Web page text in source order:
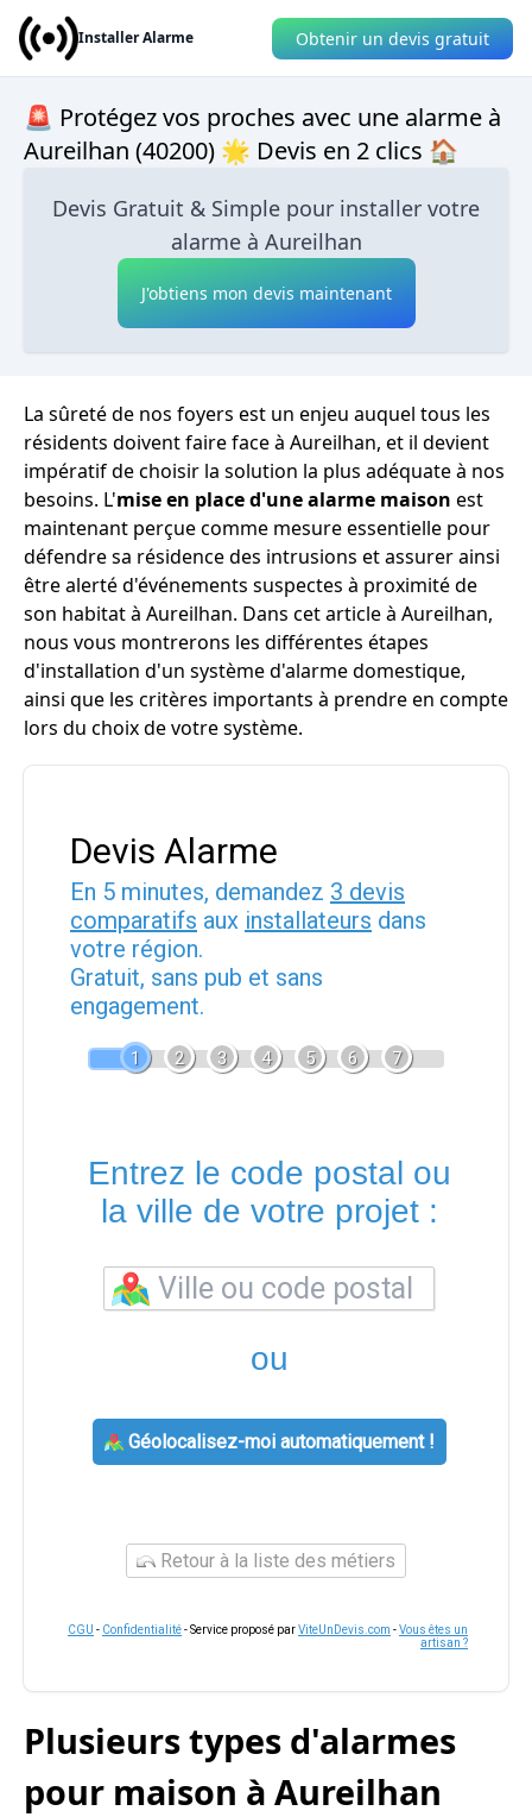
Installer Alarme Obtenir un devis gratuit
🚨 Protégez vos proches avec une alarme à
Aureilhan (40200) 🌟 Devis en 2 clics 🏠
Devis Gratuit & Simple pour installer votre
alarme à Aureilhan
J'obtiens mon devis maintenant
La sûreté de nos foyers est un enjeu auquel tous les
résidents doivent faire face à Aureilhan, et il devient
impératif de choisir la solution la plus adéquate à nos
besoins. L'mise en place d'une alarme maison est
maintenant perçue comme mesure essentielle pour
défendre sa résidence des intrusions et assurer ainsi
être alerté d'événements suspectes à proximité de
son habitat à Aureilhan. Dans cet article à Aureilhan,
nous vous montrerons les différentes étapes
d'installation d'un système d'alarme domestique,
ainsi que les critères importants à prendre en compte
lors du choix de votre système.
Devis Alarme
En 5 minutes, demandez 3 devis
comparatifs aux installateurs dans
votre région.
Gratuit, sans pub et sans
engagement.
1 2 3 4 5 6 7
Entrez le code postal ou
la ville de votre projet :
ou
Géolocalisez-moi automatiquement !
Retour à la liste des métiers
CGU - Confidentialité- Service proposé parViteUnDevis.com -Vous êtes un
artisan ?
Plusieurs types d'alarmes
pour maison à Aureilhan